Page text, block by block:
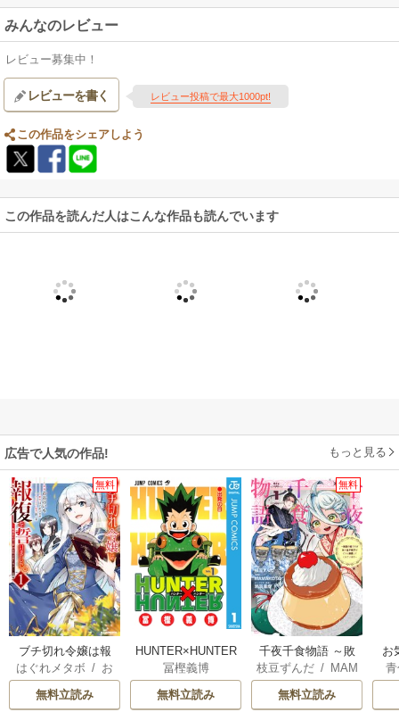
みんなのレビュー
レビュー募集中！
レビューを書く レビュー投稿で最大1000pt!
この作品をシェアしよう
この作品を読んだ人はこんな作品も読んでいます
広告で人気の作品! もっと見る
無料
ブチ切れ令嬢は報
復を誓いました。
はぐれメタボ / お
おのいも /
無料立読み
HUNTER×HUNTER
モノクロ版
冨樫義博
無料立読み
無料
千夜千食物語 ～敗
国の姫ですが氷の
皇子殿下がどうも
溺愛してくれてい
枝豆ずんだ/ MAM
AKOTO
/ 鴉羽凛燈
無料立読み
お